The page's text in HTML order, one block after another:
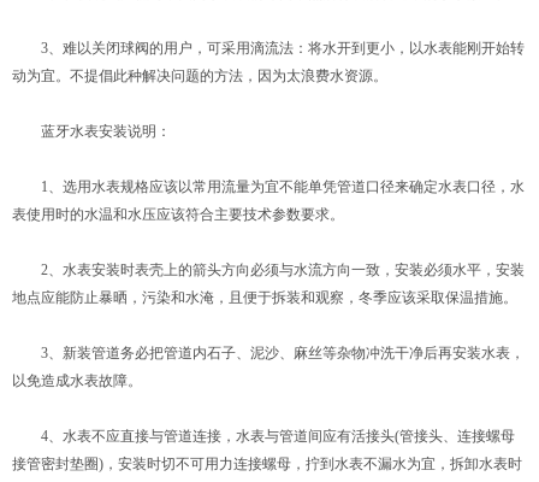
3、难以关闭球阀的用户，可采用滴流法：将水开到更小，以水表能刚开始转
动为宜。不提倡此种解决问题的方法，因为太浪费水资源。
蓝牙水表安装说明：
1、选用水表规格应该以常用流量为宜不能单凭管道口径来确定水表口径，水
表使用时的水温和水压应该符合主要技术参数要求。
2、水表安装时表壳上的箭头方向必须与水流方向一致，安装必须水平，安装
地点应能防止暴晒，污染和水淹，且便于拆装和观察，冬季应该采取保温措施。
3、新装管道务必把管道内石子、泥沙、麻丝等杂物冲洗干净后再安装水表，
以免造成水表故障。
4、水表不应直接与管道连接，水表与管道间应有活接头(管接头、连接螺母
接管密封垫圈)，安装时切不可用力连接螺母，拧到水表不漏水为宜，拆卸水表时